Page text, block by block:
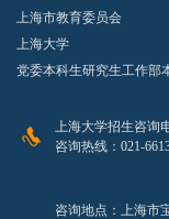
上海市教育委员会
上海大学
党委本科生研究生工作部
上海大学招生咨询
咨询热线：021-
咨询地点：上海市